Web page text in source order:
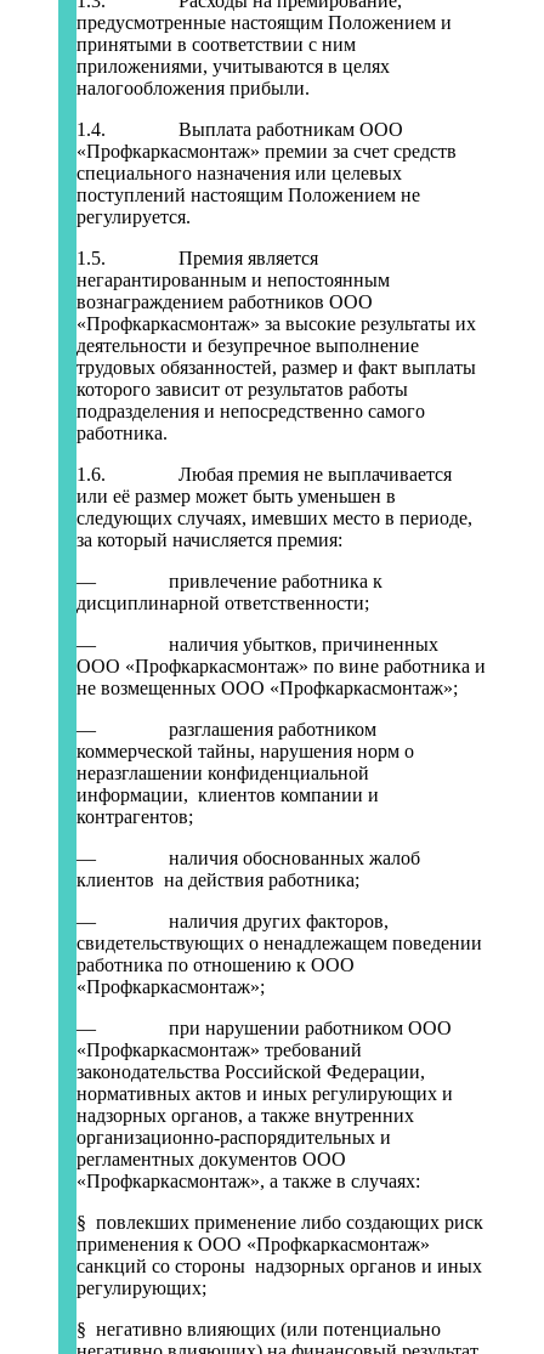
предусмотренные настоящим Положением и
принятыми в соответствии с ним
приложениями, учитываются в целях
налогообложения прибыли.
1.4. Выплата работникам ООО
«Профкаркасмонтаж» премии за счет средств
специального назначения или целевых
поступлений настоящим Положением не
регулируется.
1.5. Премия является
негарантированным и непостоянным
вознаграждением работников ООО
«Профкаркасмонтаж» за высокие результаты их
деятельности и безупречное выполнение
трудовых обязанностей, размер и факт выплаты
которого зависит от результатов работы
подразделения и непосредственно самого
работника.
1.6. Любая премия не выплачивается
или её размер может быть уменьшен в
следующих случаях, имевших место в периоде,
за который начисляется премия:
— привлечение работника к
дисциплинарной ответственности;
— наличия убытков, причиненных
ООО «Профкаркасмонтаж» по вине работника и
не возмещенных ООО «Профкаркасмонтаж»;
— разглашения работником
коммерческой тайны, нарушения норм о
неразглашении конфиденциальной
информации, клиентов компании и
контрагентов;
— наличия обоснованных жалоб
клиентов на действия работника;
— наличия других факторов,
свидетельствующих о ненадлежащем поведении
работника по отношению к ООО
«Профкаркасмонтаж»;
— при нарушении работником ООО
«Профкаркасмонтаж» требований
законодательства Российской Федерации,
нормативных актов и иных регулирующих и
надзорных органов, а также внутренних
организационно-распорядительных и
регламентных документов ООО
«Профкаркасмонтаж», а также в случаях:
§ повлекших применение либо создающих риск
применения к ООО «Профкаркасмонтаж»
санкций со стороны надзорных органов и иных
регулирующих;
§ негативно влияющих (или потенциально